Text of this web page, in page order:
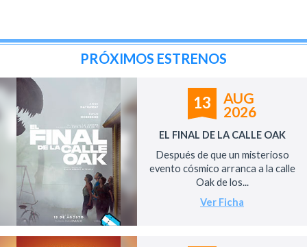
PRÓXIMOS ESTRENOS
13
AUG
2026
EL FINAL DE LA CALLE OAK
Después de que un misterioso
evento cósmico arranca a la calle
Oak de los...
Ver Ficha